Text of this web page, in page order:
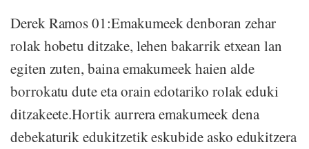
Derek Ramos 01:Emakumeek denboran zehar
rolak hobetu ditzake, lehen bakarrik etxean lan
egiten zuten, baina emakumeek haien alde
borrokatu dute eta orain edotariko rolak eduki
ditzakeete.Hortik aurrera emakumeek dena
debekaturik edukitzetik eskubide asko edukitzera